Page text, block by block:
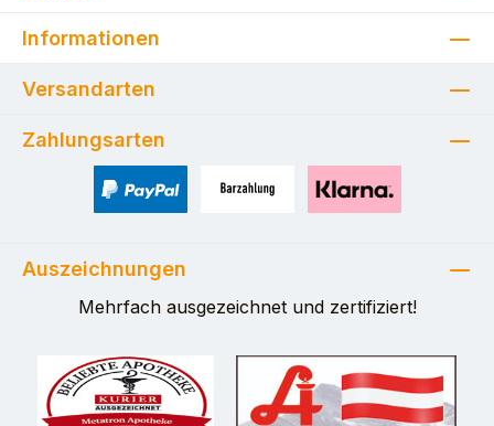
Informationen
Versandarten
Zahlungsarten
Auszeichnungen
Mehrfach ausgezeichnet und zertifiziert!